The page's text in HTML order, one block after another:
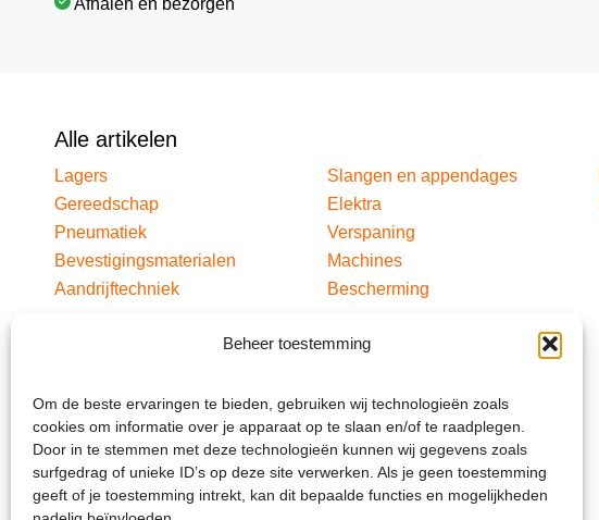
Beheer toestemming
Om de beste ervaringen te bieden, gebruiken wij technologieën zoals
cookies om informatie over je apparaat op te slaan en/of te raadplegen.
Door in te stemmen met deze technologieën kunnen wij gegevens zoals
surfgedrag of unieke ID’s op deze site verwerken. Als je geen toestemming
geeft of je toestemming intrekt, kan dit bepaalde functies en mogelijkheden
Afhalen en bezorgen
Alle artikelen
Lagers
Gereedschap
Pneumatiek
Bevestigingsmaterialen
Aandrijftechniek
Slangen en appendages
Elektra
Verspaning
Machines
Bescherming